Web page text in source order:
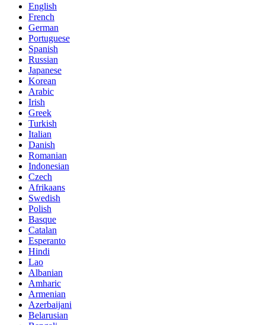
English
French
German
Portuguese
Spanish
Russian
Japanese
Korean
Arabic
Irish
Greek
Turkish
Italian
Danish
Romanian
Indonesian
Czech
Afrikaans
Swedish
Polish
Basque
Catalan
Esperanto
Hindi
Lao
Albanian
Amharic
Armenian
Azerbaijani
Belarusian